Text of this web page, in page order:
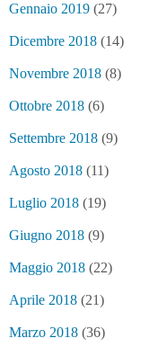
Gennaio 2019 (27)
Dicembre 2018 (14)
Novembre 2018 (8)
Ottobre 2018 (6)
Settembre 2018 (9)
Agosto 2018 (11)
Luglio 2018 (19)
Giugno 2018 (9)
Maggio 2018 (22)
Aprile 2018 (21)
Marzo 2018 (36)